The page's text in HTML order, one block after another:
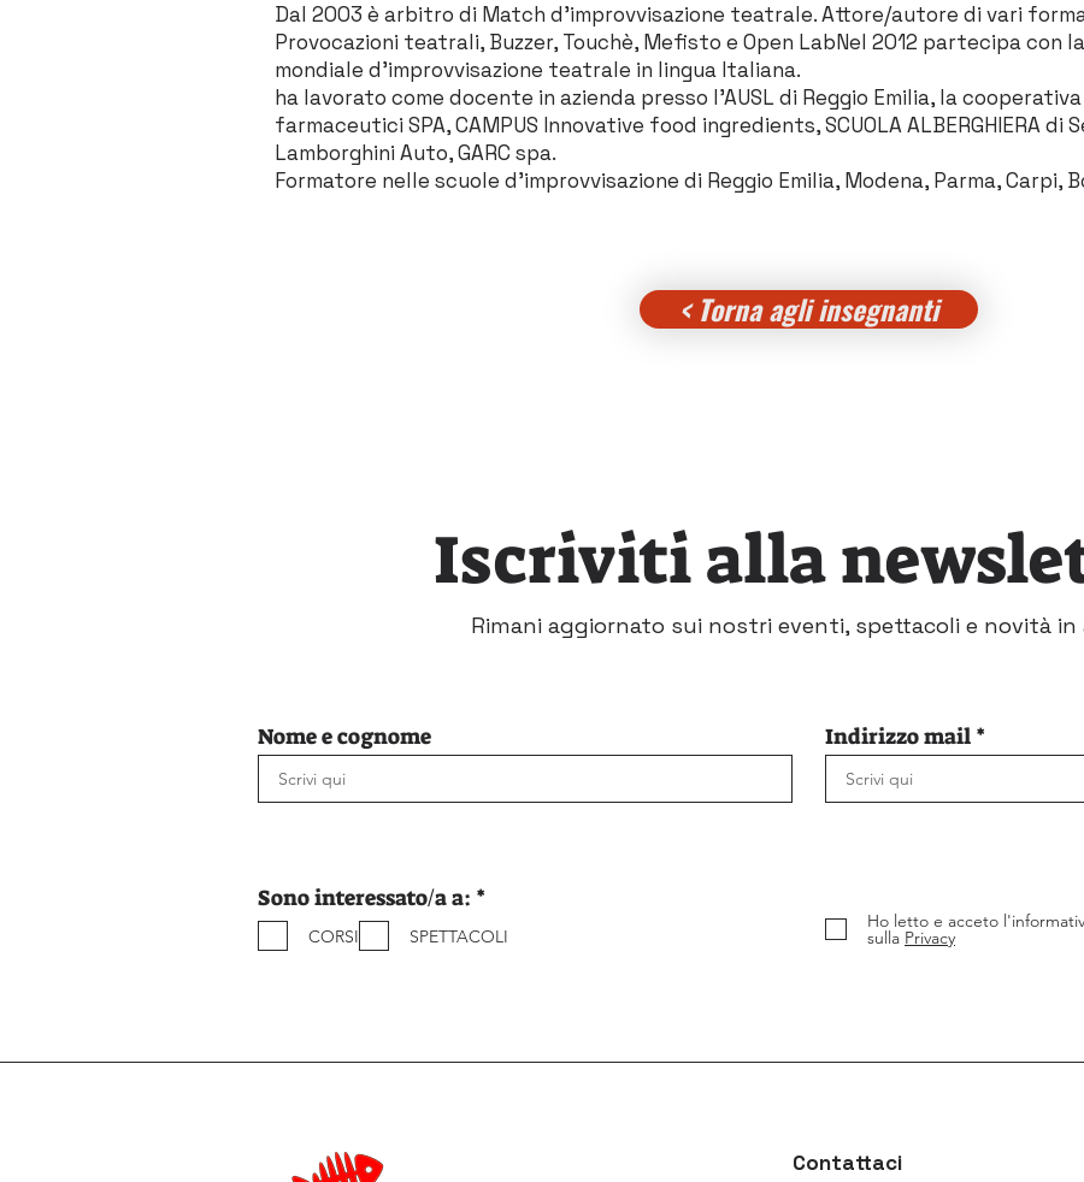
Dal 2003 è arbitro di Match d’improvvisazione teatrale. Attore/autore di vari
Provocazioni teatrali, Buzzer, Touchè, Mefisto e Open LabNel 2012 partecipa con
mondiale d’improvvisazione teatrale in lingua Italiana.
ha lavorato come docente in azienda presso l'AUSL di Reggio Emilia, la cooperativa
farmaceutici SPA, CAMPUS Innovative food ingredients, SCUOLA ALBERGHIERA di
Lamborghini Auto, GARC spa.
Formatore nelle scuole d'improvvisazione di Reggio Emilia, Modena, Parma, Carpi,
< Torna agli insegnanti
Iscriviti alla
Rimani aggiornato sui nostri eventi, spettacoli e novità in
Nome e cognome Indirizzo mail
Sono interessato/a a: *
b
o
CORSI SPETTACOLI
Ho letto e acceto
sulla Privacy
Contattaci